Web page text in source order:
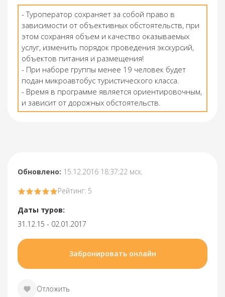
- Туроператор сохраняет за собой право в
зависимости от объективных обстоятельств, при
этом сохраняя объем и качество оказываемых
услуг, изменить порядок проведения экскурсий,
объектов питания и размещения!
- При наборе группы менее 19 человек будет
подан микроавтобус туристического класса.
- Время в программе является ориентировочным,
и зависит от дорожных обстоятельств.
Обновлено: 15.12.2016 18:37:22 мск.
Рейтинг: 5
Даты туров:
31.12.15 - 02.01.2017
Забронировать онлайн
Отложить